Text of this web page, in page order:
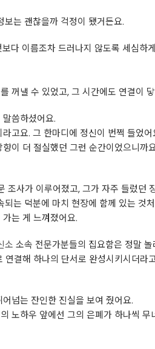
는 괜찮을까 걱정이 됐거든요.
다 이름조차 드러나지 않도록 세심하
꺼낼 수 있었고, 그 시간에도 연결이
씀하셨어요.
고요. 그 한마디에 정신이 번쩍 들었어
이 더 절실했던 그런 순간이었으니까
사가 이루어졌고, 그가 자주 들렀던
는 덕분에 마치 현장에 함께 있는 것
는 게 느껴졌어요.
소 소속 전문가분들의 집요함은 정말
결해 하나의 단서로 완성시키시더
넘는 잔인한 진실을 보여 줬어요.
노하우 앞에선 그의 은폐가 하나씩 무